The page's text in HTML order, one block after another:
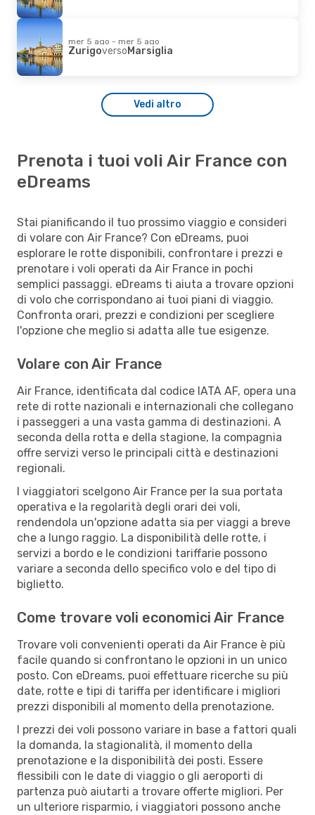
mer 5 ago - mer 5 ago
ZurigoversoMarsiglia
Vedi altro
Prenota i tuoi voli Air France con
eDreams
Stai pianificando il tuo prossimo viaggio e consideri
di volare con Air France? Con eDreams, puoi
esplorare le rotte disponibili, confrontare i prezzi e
prenotare i voli operati da Air France in pochi
semplici passaggi. eDreams ti aiuta a trovare opzioni
di volo che corrispondano ai tuoi piani di viaggio.
Confronta orari, prezzi e condizioni per scegliere
l'opzione che meglio si adatta alle tue esigenze.
Volare con Air France
Air France, identificata dal codice IATA AF, opera una
rete di rotte nazionali e internazionali che collegano
i passeggeri a una vasta gamma di destinazioni. A
seconda della rotta e della stagione, la compagnia
offre servizi verso le principali città e destinazioni
regionali.
I viaggiatori scelgono Air France per la sua portata
operativa e la regolarità degli orari dei voli,
rendendola un'opzione adatta sia per viaggi a breve
che a lungo raggio. La disponibilità delle rotte, i
servizi a bordo e le condizioni tariffarie possono
variare a seconda dello specifico volo e del tipo di
biglietto.
Come trovare voli economici Air France
Trovare voli convenienti operati da Air France è più
facile quando si confrontano le opzioni in un unico
posto. Con eDreams, puoi effettuare ricerche su più
date, rotte e tipi di tariffa per identificare i migliori
prezzi disponibili al momento della prenotazione.
I prezzi dei voli possono variare in base a fattori quali
la domanda, la stagionalità, il momento della
prenotazione e la disponibilità dei posti. Essere
flessibili con le date di viaggio o gli aeroporti di
partenza può aiutarti a trovare offerte migliori. Per
un ulteriore risparmio, i viaggiatori possono anche